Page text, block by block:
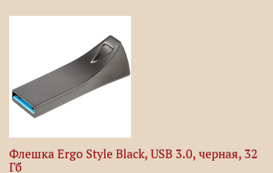
Флешка Ergo Style Black, USB 3.0, черная, 32
Гб